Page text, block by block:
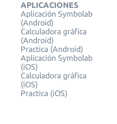
APLICACIONES
Aplicación Symbolab
(Android)
Calculadora gráfica
(Android)
Practica (Android)
Aplicación Symbolab
(iOS)
Calculadora gráfica
(iOS)
Practica (iOS)